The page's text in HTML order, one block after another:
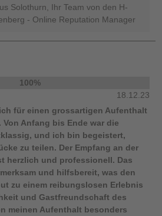
Solothurn, Ihr Team von den H-
- Online Reputation Manager
100%
18.12.23
für einen grossartigen Aufenthalt
Von Anfang bis Ende war die
und ich bin begeistert,
zu teilen. Der Empfang an der
herzlich und professionell. Das
und hilfsbereit, was den
zu einem reibungslosen Erlebnis
und Gastfreundschaft des
meinen Aufenthalt besonders